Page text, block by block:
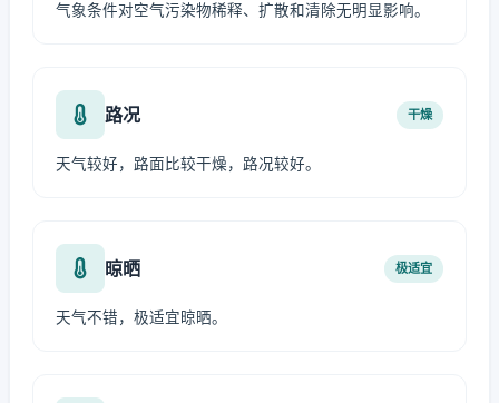
气象条件对空气污染物稀释、扩散和清除无明显影响。
路况 干燥
天气较好，路面比较干燥，路况较好。
晾晒 极适宜
天气不错，极适宜晾晒。